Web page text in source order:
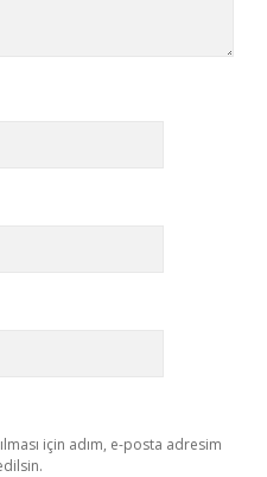
için adım, e-posta adresim